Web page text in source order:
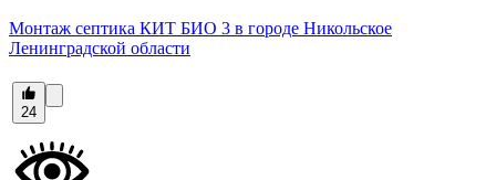
Монтаж септика КИТ БИО 3 в городе Никольское
Ленинградской области
24